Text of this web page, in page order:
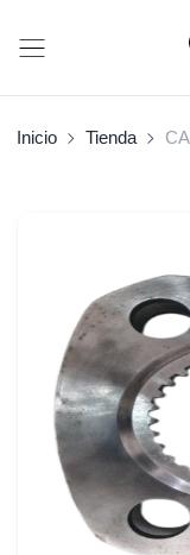
Inicio Tienda